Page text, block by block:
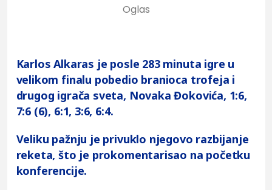
Karlos Alkaras je posle 283 minuta igre u
velikom finalu pobedio branioca trofeja i
drugog igrača sveta, Novaka Đokovića, 1:6,
7:6 (6), 6:1, 3:6, 6:4.
Veliku pažnju je privuklo njegovo razbijanje
reketa, što je prokomentarisao na početku
konferencije.